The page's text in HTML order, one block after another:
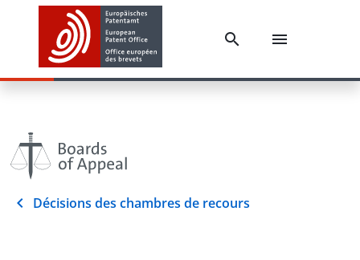
Décisions des chambres de recours